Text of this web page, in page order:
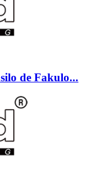
de Fakulo...